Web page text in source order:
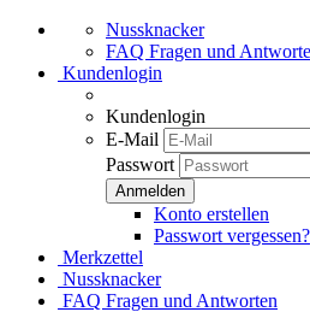
Nussknacker
FAQ Fragen und
Kundenlogin
Kundenlogin
E-Mail
Passwort
Konto erstellen
Passwort vergessen?
Merkzettel
Nussknacker
FAQ Fragen und Antworten